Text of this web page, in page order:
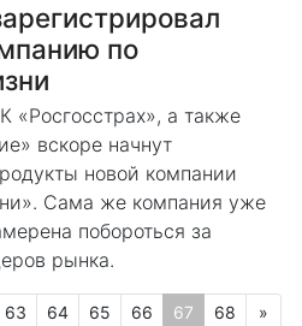
по
а также
вскоре начнут
новой компании
Сама же компания уже
побороться за
рынка.
63 64 65 66 67(текущая)
68 »